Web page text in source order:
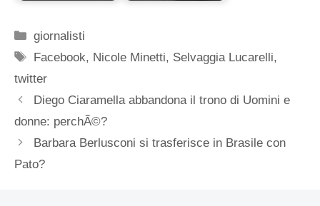
Categorie
giornalisti
Tag
Facebook, Nicole Minetti, Selvaggia Lucarelli,
twitter
Diego Ciaramella abbandona il trono di Uomini e
donne: perchÃ©?
Barbara Berlusconi si trasferisce in Brasile con
Pato?